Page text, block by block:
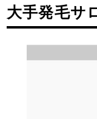
大手発毛サ